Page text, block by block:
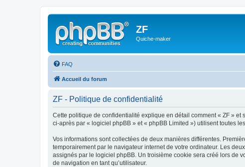
ZF
Quiche-maker
FAQ
Accueil du forum
ZF - Politique de confidentialité
Cette politique de confidentialité explique en détail comment « ZF » et
ci-après par « logiciel phpBB » et « phpBB Limited ») utilisent toutes
Vos informations sont collectées de deux manières différentes.
temporairement par le navigateur internet de votre ordinateur. Les
assignés par le logiciel phpBB. Un troisième cookie sera créé lors de
de navigation en tant qu’utilisateur.